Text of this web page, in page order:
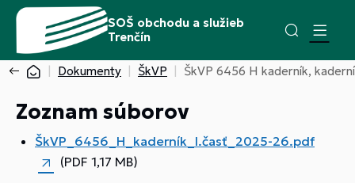
SOŠ obchodu a služieb
Trenčín
Dokumenty ŠkVP ŠkVP 6456 H kaderník,
Zoznam súborov
ŠkVP_6456_H_kaderník_I.časť_2025-26.pdf
(PDF 1,17 MB)